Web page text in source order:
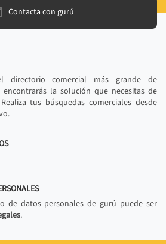
Contacta con gurú
directorio comercial más grande de
la solución que necesitas de
tus búsquedas comerciales desde
de datos personales de gurú puede ser
.